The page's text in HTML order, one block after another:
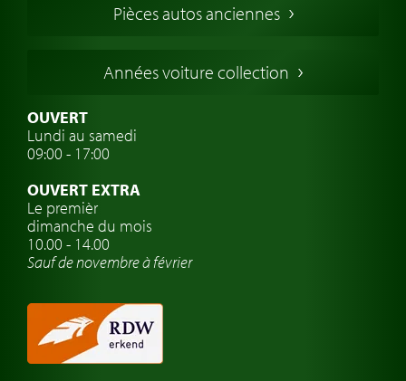
Voitures Allemandes
Voitures Suédoises
Assurance voiture de collection
Clubs de voitures classiques
Atelier de voitures anciennes
Montres de marque de voiture
Pièces autos anciennes
Années voiture collection
OUVERT
Lundi au samedi
09:00 - 17:00
OUVERT EXTRA
Le premièr
dimanche du mois
10.00 - 14.00
Sauf de novembre à février